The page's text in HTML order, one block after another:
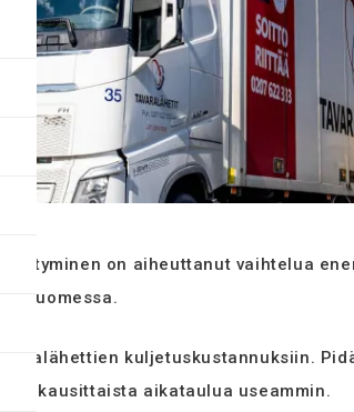
on aiheuttanut vaihtelua
Suomessa.
kuljetuskustannuksiin.
aikataulua useammin.